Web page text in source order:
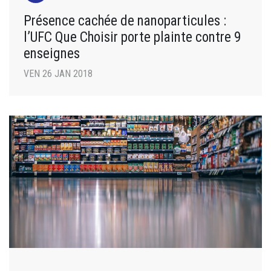
Présence cachée de nanoparticules :
l’UFC Que Choisir porte plainte contre 9
enseignes
VEN 26 JAN 2018